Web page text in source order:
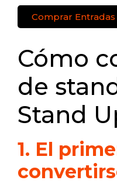
Comprar Entradas
Cómo
de
Stand
1. El